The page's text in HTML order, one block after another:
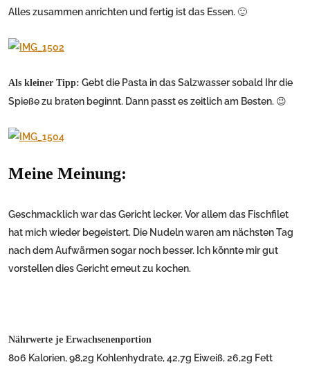
Alles zusammen anrichten und fertig ist das Essen. 🙂
Als kleiner Tipp: Gebt die Pasta in das Salzwasser sobald Ihr die
Spieße zu braten beginnt. Dann passt es zeitlich am Besten. 😉
Meine Meinung:
Geschmacklich war das Gericht lecker. Vor allem das Fischfilet
hat mich wieder begeistert. Die Nudeln waren am nächsten Tag
nach dem Aufwärmen sogar noch besser. Ich könnte mir gut
vorstellen dies Gericht erneut zu kochen.
Nährwerte je Erwachsenenportion
806 Kalorien, 98,2g Kohlenhydrate, 42,7g Eiweiß, 26,2g Fett